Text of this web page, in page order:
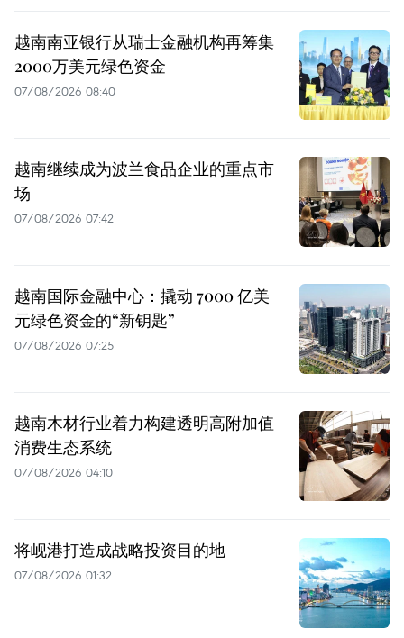
越南南亚银行从瑞士金融机构再筹集
2000万美元绿色资金
07/08/2026 08:40
越南继续成为波兰食品企业的重点市
场
07/08/2026 07:42
越南国际金融中心：撬动 7000 亿美
元绿色资金的“新钥匙”
07/08/2026 07:25
越南木材行业着力构建透明高附加值
消费生态系统
07/08/2026 04:10
将岘港打造成战略投资目的地
07/08/2026 01:32